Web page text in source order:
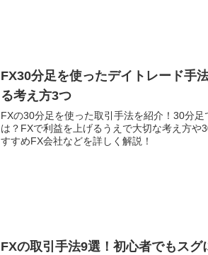
FX30分足を使ったデイトレード手
る考え方3つ
FXの30分足を使った取引手法を紹介！30分
は？FXで利益を上げるうえで大切な考え方や
すすめFX会社などを詳しく解説！
FXの取引手法9選！初心者でもスグ